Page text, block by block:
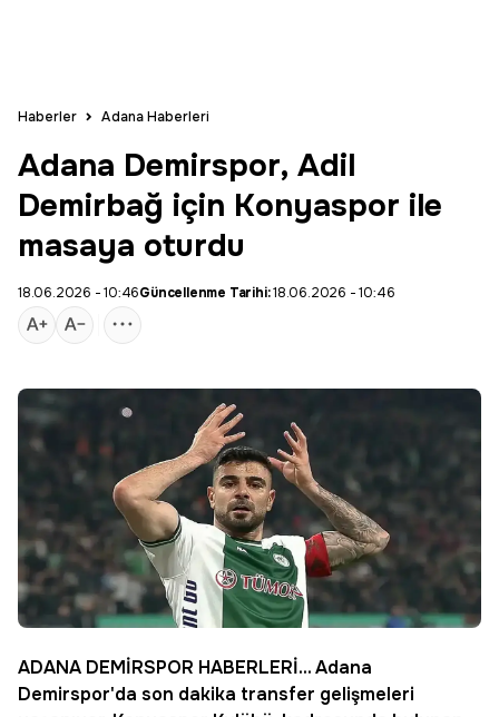
Haberler Adana Haberleri
Adana Demirspor, Adil
Demirbağ için Konyaspor ile
masaya oturdu
18.06.2026 - 10:46Güncellenme Tarihi:18.06.2026 - 10:46
ADANA DEMİRSPOR HABERLERİ... Adana
Demirspor'da son dakika transfer gelişmeleri